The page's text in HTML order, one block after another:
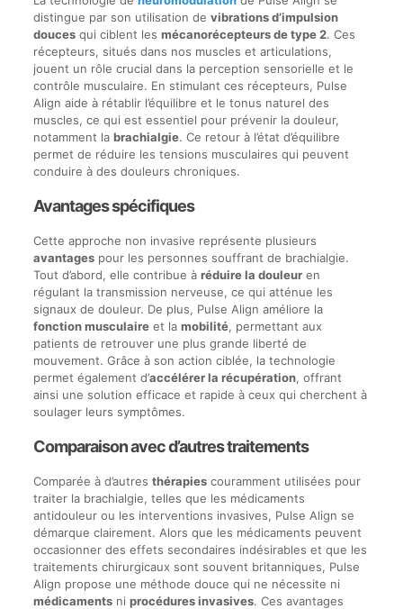
distingue par son utilisation de vibrations d’impulsion
doucesqui ciblent les mécanorécepteurs de type 2. Ces
récepteurs, situés dans nos muscles et articulations,
jouent un rôle crucial dans la perception sensorielle et le
contrôle musculaire. En stimulant ces récepteurs, Pulse
Align aide à rétablir l’équilibre et le tonus naturel des
muscles, ce qui est essentiel pour prévenir la douleur,
notamment la brachialgie. Ce retour à l’état d’équilibre
permet de réduire les tensions musculaires qui peuvent
conduire à des douleurs chroniques.
Avantages spécifiques
Cette approche non invasive représente plusieurs
avantagespour les personnes souffrant de brachialgie.
Tout d’abord, elle contribue à réduire la douleuren
régulant la transmission nerveuse, ce qui atténue les
signaux de douleur. De plus, Pulse Align améliore la
fonction musculaireet la mobilité, permettant aux
patients de retrouver une plus grande liberté de
mouvement. Grâce à son action ciblée, la technologie
permet également d’accélérer la récupération, offrant
ainsi une solution efficace et rapide à ceux qui cherchent à
soulager leurs symptômes.
Comparaison avec d’autres traitements
Comparée à d’autres thérapiescouramment utilisées pour
traiter la brachialgie, telles que les médicaments
antidouleur ou les interventions invasives, Pulse Align se
démarque clairement. Alors que les médicaments peuvent
occasionner des effets secondaires indésirables et que les
traitements chirurgicaux sont souvent britanniques, Pulse
Align propose une méthode douce qui ne nécessite ni
médicamentsni procédures invasives. Ces avantages